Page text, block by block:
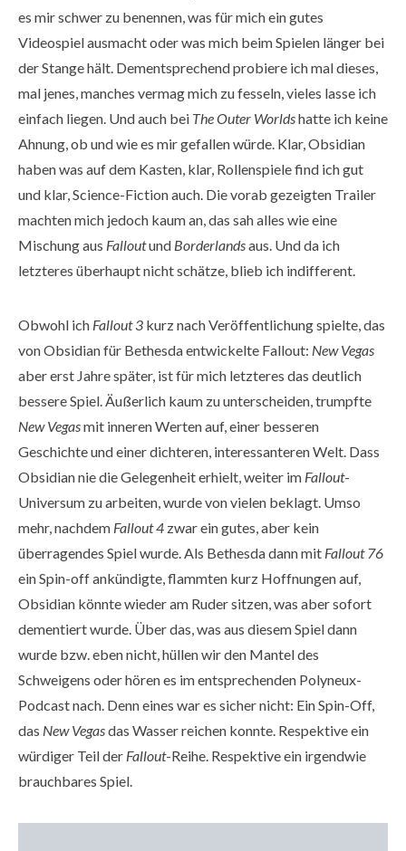
es mir schwer zu benennen, was für mich ein gutes
Videospiel ausmacht oder was mich beim Spielen länger bei
der Stange hält. Dementsprechend probiere ich mal dieses,
mal jenes, manches vermag mich zu fesseln, vieles lasse ich
einfach liegen. Und auch bei The Outer Worldshatte ich keine
Ahnung, ob und wie es mir gefallen würde. Klar, Obsidian
haben was auf dem Kasten, klar, Rollenspiele find ich gut
und klar, Science-Fiction auch. Die vorab gezeigten Trailer
machten mich jedoch kaum an, das sah alles wie eine
Mischung aus Falloutund Borderlandsaus. Und da ich
letzteres überhaupt nicht schätze, blieb ich indifferent.
Obwohl ich Fallout 3 kurz nach Veröffentlichung spielte, das
von Obsidian für Bethesda entwickelte Fallout: New Vegas
aber erst Jahre später, ist für mich letzteres das deutlich
bessere Spiel. Äußerlich kaum zu unterscheiden, trumpfte
New Vegasmit inneren Werten auf, einer besseren
Geschichte und einer dichteren, interessanteren Welt. Dass
Obsidian nie die Gelegenheit erhielt, weiter im Fallout-
Universum zu arbeiten, wurde von vielen beklagt. Umso
mehr, nachdem Fallout 4 zwar ein gutes, aber kein
überragendes Spiel wurde. Als Bethesda dann mit Fallout 76
ein Spin-off ankündigte, flammten kurz Hoffnungen auf,
Obsidian könnte wieder am Ruder sitzen, was aber sofort
dementiert wurde. Über das, was aus diesem Spiel dann
wurde bzw. eben nicht, hüllen wir den Mantel des
Schweigens oder hören es im entsprechenden Polyneux-
Podcast nach. Denn eines war es sicher nicht: Ein Spin-Off,
das New Vegasdas Wasser reichen konnte. Respektive ein
würdiger Teil der Fallout-Reihe. Respektive ein irgendwie
brauchbares Spiel.